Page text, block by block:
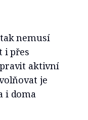
nemusí
i přes
aktivní
je
i doma